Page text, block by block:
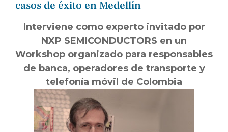
casos de éxito en Medellín
Interviene como experto invitado por
NXP SEMICONDUCTORS en un
Workshop organizado para responsables
de banca, operadores de transporte y
telefonía móvil de Colombia